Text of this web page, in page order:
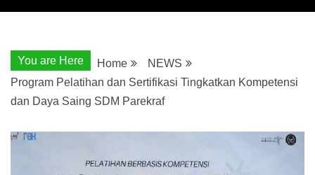
You are Here Home
NEWS
Program Pelatihan dan Sertifikasi Tingkatkan Kompetensi
dan Daya Saing SDM Parekraf